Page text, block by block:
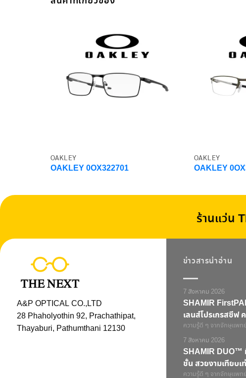
OAKLEY
OAKLEY 0OX322701
OAKLEY
OAKLEY
ร้านแว่น
A&P OPTICAL CO.,LTD
28 Phaholyothin 92, Prachathipat,
Thayaburi, Pathumthani 12130
ข่าวสารน่าอ่าน
7 สิงหาคม 2026
SHAMIR
เลนส์โปรเกรสซีฟ
ความรู้ดี ๆ จากจักษุแพท
7 สิงหาคม 2026
SHAMIR DUO™
ชั้น สวยงามเทียบเ
ความรู้ดี ๆ จากจักษุแพท